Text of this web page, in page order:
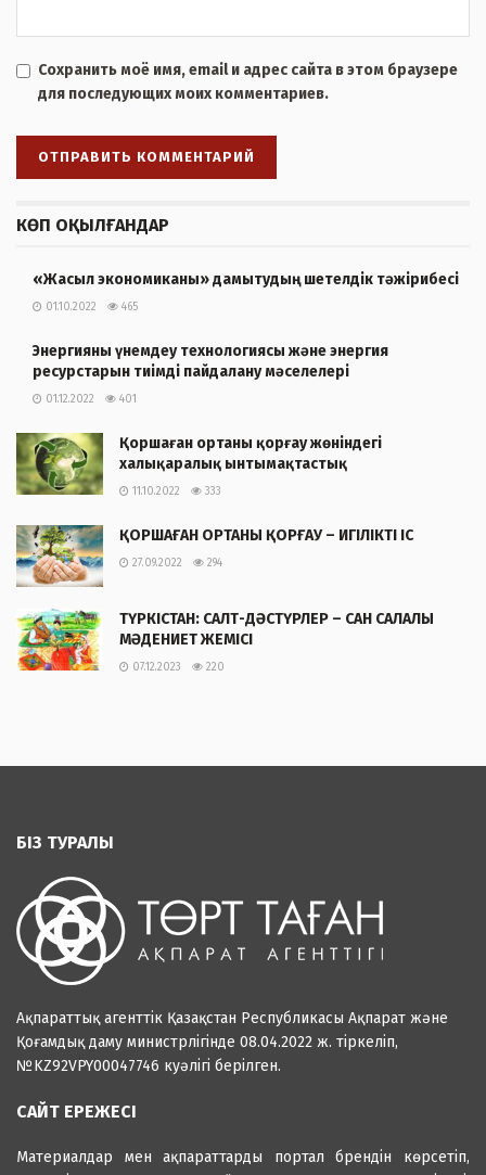
Сохранить моё имя, email и адрес сайта в этом браузере
для последующих моих комментариев.
КӨП ОҚЫЛҒАНДАР
«Жасыл экономиканы» дамытудың шетелдік тәжірибесі
01.10.2022 465
Энергияны үнемдеу технологиясы және энергия
ресурстарын тиімді пайдалану мәселелері
01.12.2022 401
Қоршаған ортаны қорғау жөніндегі
халықаралық ынтымақтастық
11.10.2022 333
ҚОРШАҒАН ОРТАНЫ ҚОРҒАУ – ИГІЛІКТІ ІС
27.09.2022 294
ТҮРКІСТАН: САЛТ-ДӘСТҮРЛЕР – САН САЛАЛЫ
МӘДЕНИЕТ ЖЕМІСІ
07.12.2023 220
БІЗ ТУРАЛЫ
Ақпараттық агенттік Қазақстан Республикасы Ақпарат және
Қоғамдық даму министрлігінде 08.04.2022 ж. тіркеліп,
№KZ92VPY00047746 куәлігі берілген.
САЙТ ЕРЕЖЕСІ
Материалдар мен ақпараттарды портал брендін көрсетіп,